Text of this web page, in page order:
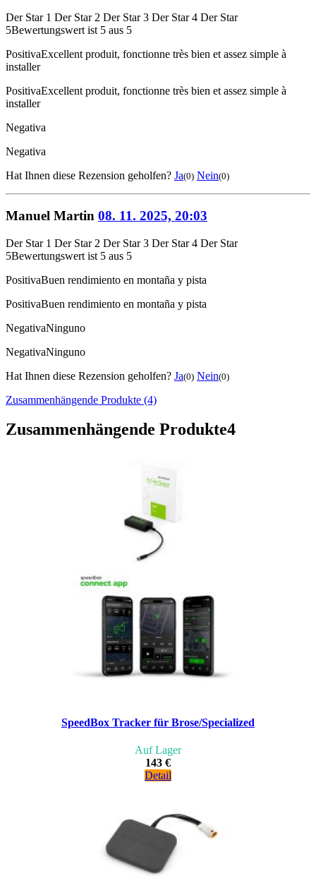
Der Star 1 Der Star 2 Der Star 3 Der Star 4 Der Star
5Bewertungswert ist 5 aus 5
PositivaExcellent produit, fonctionne très bien et assez simple à
installer
PositivaExcellent produit, fonctionne très bien et assez simple à
installer
Negativa
Negativa
Hat Ihnen diese Rezension geholfen? Ja(0) Nein(0)
Manuel Martin 08. 11. 2025, 20:03
Der Star 1 Der Star 2 Der Star 3 Der Star 4 Der Star
5Bewertungswert ist 5 aus 5
PositivaBuen rendimiento en montaña y pista
PositivaBuen rendimiento en montaña y pista
NegativaNinguno
NegativaNinguno
Hat Ihnen diese Rezension geholfen? Ja(0) Nein(0)
Zusammenhängende Produkte (4)
Zusammenhängende Produkte4
SpeedBox Tracker für Brose/Specialized
Auf Lager
143 €
Detail